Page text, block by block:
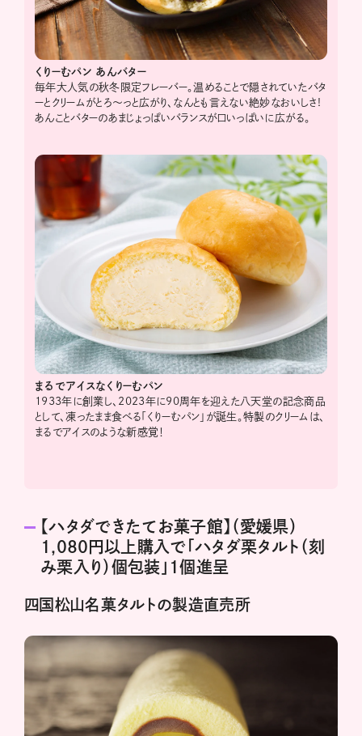
くりーむパン あんバター
毎年大人気の秋冬限定フレーバー。温めることで隠されていたバタ
ーとクリームがとろ～っと広がり、なんとも言えない絶妙なおいしさ!
あんことバターのあまじょっぱいバランスが口いっぱいに広がる。
まるでアイスなくりーむパン
1933年に創業し、2023年に90周年を迎えた八天堂の記念商品
として、凍ったまま食べる「くりーむパン」が誕生。特製のクリームは、
まるでアイスのような新感覚！
【ハタダできたてお菓子館】（愛媛県）
1,080円以上購入で「ハタダ栗タルト（刻
み栗入り）個包装」1個進呈
四国松山名菓タルトの製造直売所